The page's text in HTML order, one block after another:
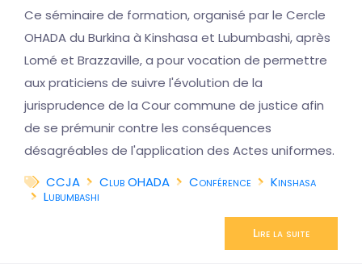
Ce séminaire de formation, organisé par le Cercle
OHADA du Burkina à Kinshasa et Lubumbashi, après
Lomé et Brazzaville, a pour vocation de permettre
aux praticiens de suivre l'évolution de la
jurisprudence de la Cour commune de justice afin
de se prémunir contre les conséquences
désagréables de l'application des Actes uniformes.
CCJA
Club OHADA Conférence
Kinshasa
Lubumbashi
Lire la suite